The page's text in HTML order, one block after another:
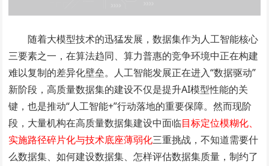
随着大模型技术的迅猛发展，数据集作为人工智能核心
三要素之一，在算法趋同、算力普惠的竞争环境中正在构建
难以复制的差异化壁垒。人工智能发展正在进入“数据驱动”
新阶段，高质量数据集的建设不仅是提升AI模型性能的关
键，也是推动“人工智能+”行动落地的重要保障。然而现阶
段，大量机构在高质量数据集建设中面临目标定位模糊化、
实施路径碎片化与技术底座薄弱化三重挑战，不知道需要什
么数据集、如何建设数据集、怎样评估数据集质量，制约了